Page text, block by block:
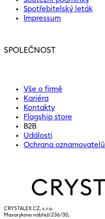
Spotřebitelský leták
Impressum
SPOLEČNOST
Vše o firmě
Kariéra
Kontakty
Flagship store
B2B
Události
Ochrana oznamovatelů
CRYSTALEX CZ, s.r.o.
Masarykovo nábřeží 236/30,